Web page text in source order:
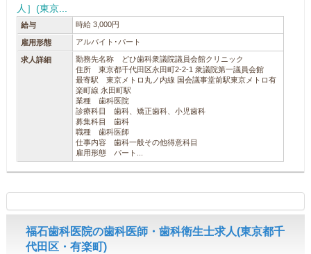
人］(東京...
給与 時給 3,000円
雇用形態 アルバイト･パート
求人詳細
勤務先名称 どひ歯科衆議院議員会館クリニック
住所 東京都千代田区永田町2-2-1 衆議院第一議員会館
最寄駅 東京メトロ丸ノ内線 国会議事堂前駅東京メトロ有
楽町線 永田町駅
業種 歯科医院
診療科目 歯科、矯正歯科、小児歯科
募集科目 歯科
職種 歯科医師
仕事内容 歯科一般その他得意科目
雇用形態 パート...
福石歯科医院の歯科医師・歯科衛生士求人(東京都千
代田区・有楽町)